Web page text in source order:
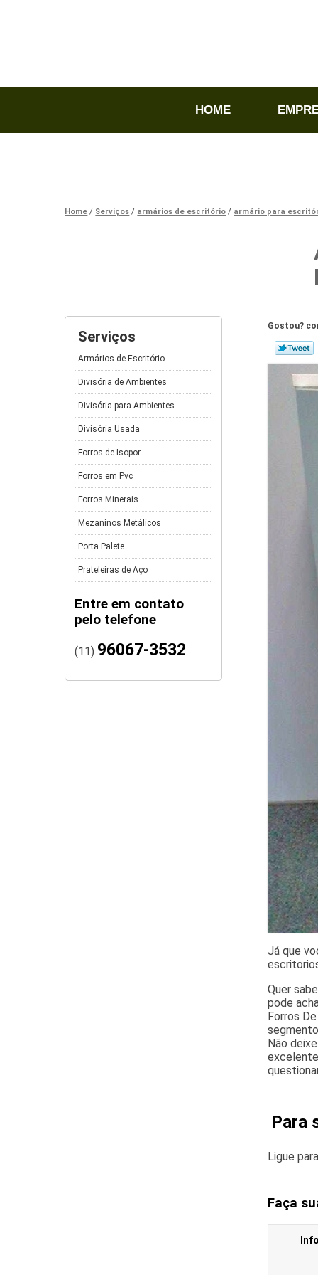
HOME
Home Serviços armários de escritório armário para
Serviços
Armários de Escritório
Divisória de Ambientes
Divisória para Ambientes
Divisória Usada
Forros de Isopor
Forros em Pvc
Forros Minerais
Mezaninos Metálicos
Porta Palete
Prateleiras de Aço
Entre em contato
pelo telefone
(11) 96067-3532
Gostou?
Já que
Quer
pode
Forros
Não
Para
Ligue
Faça